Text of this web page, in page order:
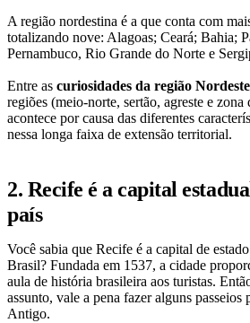
A região nordestina é a que conta com
totalizando nove: Alagoas; Ceará; Bahia;
Pernambuco, Rio Grande do Norte e
Entre as curiosidades da região Nordeste
regiões (meio-norte, sertão, agreste e zona
acontece por causa das diferentes
nessa longa faixa de extensão territorial.
2. Recife é a capital
país
Você sabia que Recife é a capital de
Brasil? Fundada em 1537, a cidade
aula de história brasileira aos turistas.
assunto, vale a pena fazer alguns
Antigo.